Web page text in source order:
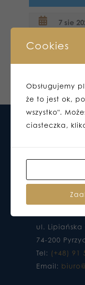
HOTEL
ul. Lipiańska
74-200
Tel: (+48) 91
Email:
Cookies
Obsługujemy
że to jest ok,
wszystko".
ciasteczka,